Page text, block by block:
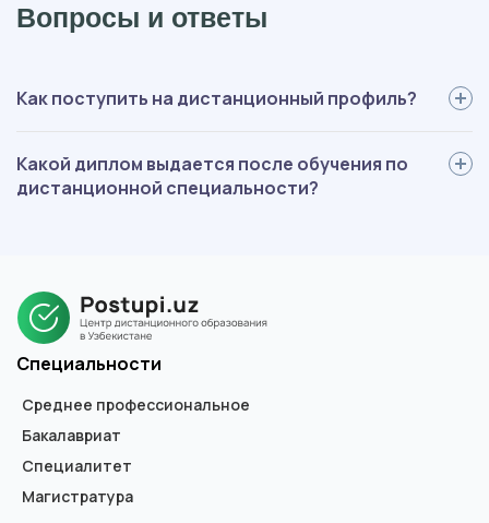
Вопросы и ответы
Как поступить на дистанционный профиль?
Для поступления вам нужно: определиться со специальностью,
выслать нам документы, пройти вступительные испытания,
Какой диплом выдается после обучения по
дистанционной специальности?
магистра. В дипломе не указывается форма обучения.
Специальности
Среднее профессиональное
Бакалавриат
Специалитет
Магистратура